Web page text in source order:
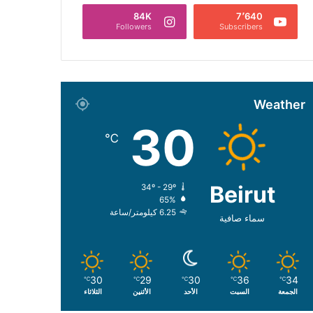
7٬640
Subscribers
84K
Followers
Weather
Beirut
سماء صافية
30
℃
34º - 29º
65%
6.25 كيلومتر/ساعة
34
℃
الجمعة
36
℃
السبت
30
℃
الأحد
29
℃
الأثنين
30
℃
الثلاثاء